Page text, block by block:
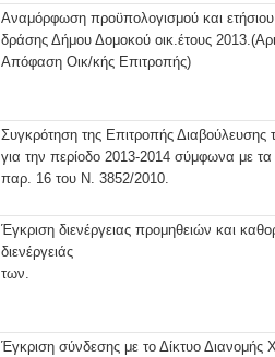
Αναμόρφωση προϋπολογισμού και
δράσης Δήμου Δομοκού οικ.έτους
Απόφαση Οικ/κής Επιτροπής)
Συγκρότηση της Επιτροπής Διαβούλευσης
για την περίοδο 2013-2014 σύμφωνα με
παρ. 16 του Ν. 3852/2010.
Έγκριση διενέργειας προμηθειών και
διενέργειάς
Έγκριση σύνδεσης με το Δίκτυο Διανομής